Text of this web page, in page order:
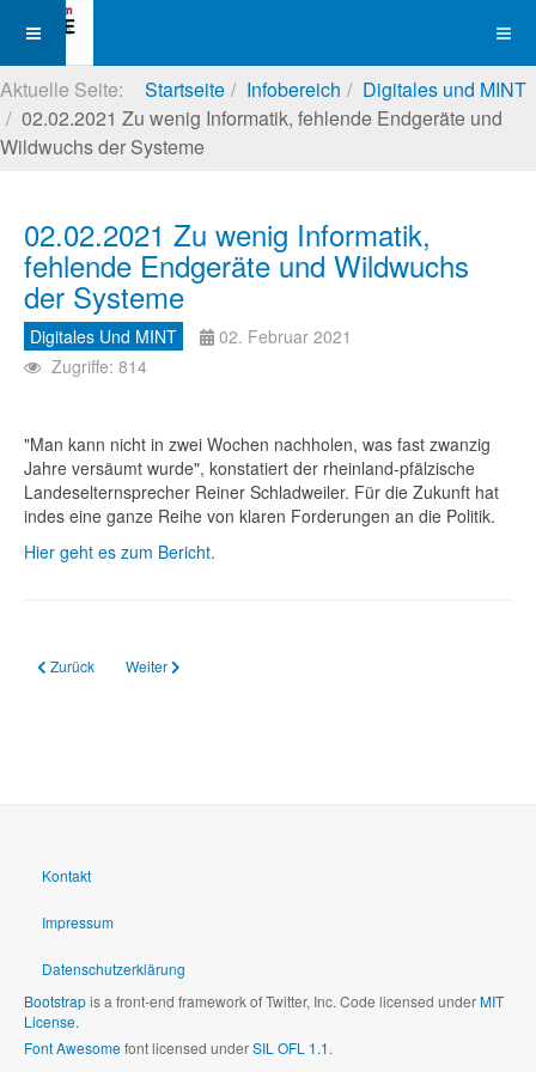
Aktuelle Seite: Startseite Infobereich
Digitales und MINT
02.02.2021 Zu wenig Informatik, fehlende Endgeräte und
Wildwuchs der Systeme
02.02.2021 Zu wenig Informatik,
fehlende Endgeräte und Wildwuchs
der Systeme
Digitales Und MINT
02. Februar 2021
Zugriffe: 814
"Man kann nicht in zwei Wochen nachholen, was fast zwanzig
Jahre versäumt wurde", konstatiert der rheinland-pfälzische
Landeselternsprecher Reiner Schladweiler. Für die Zukunft hat
indes eine ganze Reihe von klaren Forderungen an die Politik.
Hier geht es zum Bericht.
Vorheriger Beitrag: 13.12.2023 kostenfrei in die KI-Welt
Zurück Nächster Beitrag: 02.10.2020 EU-Kommission stellt Konzept
Weiter
Kontakt
Impressum
Datenschutzerklärung
Bootstrapis a front-end framework of Twitter, Inc. Code licensed underMIT
License.
Font Awesomefont licensed underSIL OFL 1.1.